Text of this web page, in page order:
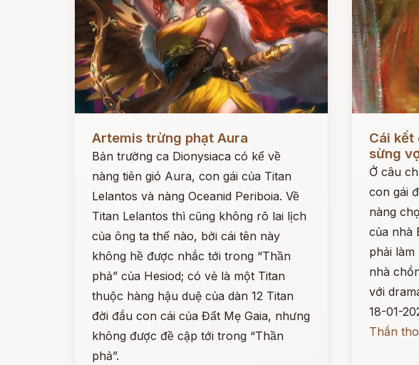
Artemis trừng phạt Aura
Bản trường ca Dionysiaca có kể về
nàng tiên gió Aura, con gái của Titan
Lelantos và nàng Oceanid Periboia. Về
Titan Lelantos thì cũng không rõ lai lịch
của ông ta thế nào, bởi cái tên này
không hề được nhắc tới trong “Thần
phả” của Hesiod; có vẻ là một Titan
thuộc hàng hậu duệ của dàn 12 Titan
đời đầu con cái của Đất Mẹ Gaia, nhưng
không được đề cập tới trong “Thần
phả”.
Cái kết
sừng
Ở câu
con gái
nàng
của nhà
phải
nhà
với
18-01-
Thần